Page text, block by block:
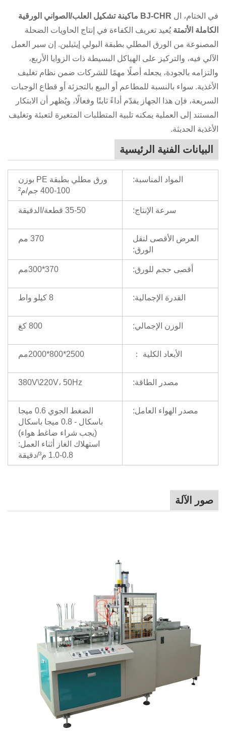
في الختام، ال
BJ-CHR ماكينة تشكيل العلب/الصواني الورقية
الكاملة الأتمتةيُعيد تعريف الكفاءة في إنتاج الحاويات الضحلة
المصنوعة من الورق المطلي بطبقة البولي إيثيلين. إن سير العمل
الآلي فيه، والتركيز على الهياكل البسيطة ذات الزوايا الأربع،
والتزامه بالجودة، يجعله أصلًا مهمًا للشركات ضمن نظام تغليف
الأغذية. سواء بالنسبة للمطاعم أو البيع بالتجزئة أو قطاع الوجبات
السريعة، فإن هذا الجهاز يقدّم أداءً ثابتًا وفعالًا، ويُظهر أن الابتكار
المستند إلى العملية يمكنه تلبية المتطلبات المتغيرة لتعبئة وتغليف
الأغذية الحديثة.
البيانات الفنية الرئيسية
المواد المناسبة:
ورق مطلي بطبقة PE بوزن
100-400 جم/م²
سرعة الإنتاج: 35-50 قطعة/الدقيقة
العرض الأقصى لنقل
الورق:
370 مم
أقصى حجم للورق: 370*300مم
القدرة الإجمالية: 8 كيلو واط
الوزن الإجمالي: 800 كغ
الأبعاد الكلية ： 2500*800*2000مم
مصدر الطاقة: 380V\220V، 50Hz
مصدر الهواء العامل:
الضغط الجوي 0.6 ميجا
باسكال - 0.8 ميجا باسكال
(يجب شراء ضاغط هواء)
استهلاك الغاز أثناء العمل:
0.8-1.0 م³/دقيقة
صور الآلة